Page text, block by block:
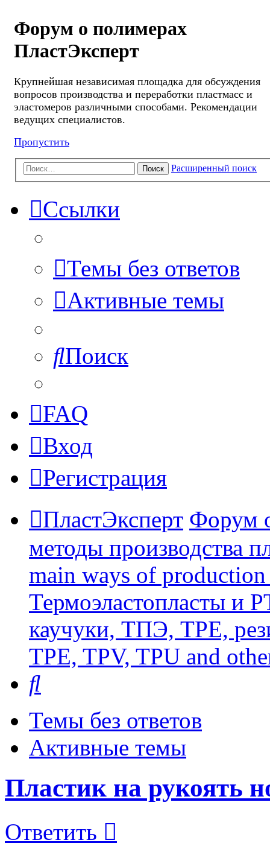
Форум о полимерах
ПластЭксперт
Крупнейшая независимая площадка для обсуждения
вопросов производства и переработки пластмасс и
эластомеров различными способами. Рекомендации
ведущих специалистов.
Пропустить
Поиск Расширенный поиск
Ссылки
Темы без ответов
Активные темы
Поиск
FAQ
Вход
Регистрация
ПластЭксперт Форум
методы производства
main ways of
Термоэластопласты и
каучуки, ТПЭ, TPE,
TPE, TPV, TPU and
Темы без ответов
Активные темы
Пластик на рукоять
Ответить